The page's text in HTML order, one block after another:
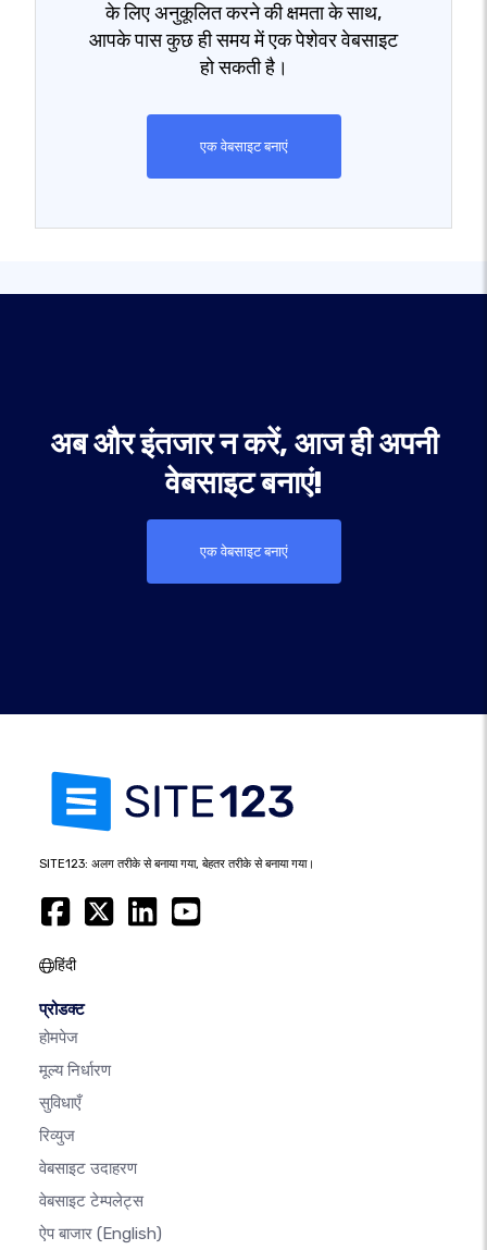
के लिए अनुकूलित करने की क्षमता के साथ,
आपके पास कुछ ही समय में एक पेशेवर वेबसाइट
हो सकती है।
एक वेबसाइट बनाएं
अब और इंतजार न करें, आज ही अपनी
वेबसाइट बनाएं!
एक वेबसाइट बनाएं
SITE123: अलग तरीके से बनाया गया, बेहतर तरीके से बनाया गया।
हिंदी
प्रोडक्ट
होमपेज
मूल्य निर्धारण
सुविधाएँ
रिव्युज
वेबसाइट उदाहरण
वेबसाइट टेम्पलेट्स
ऐप बाजार (English)